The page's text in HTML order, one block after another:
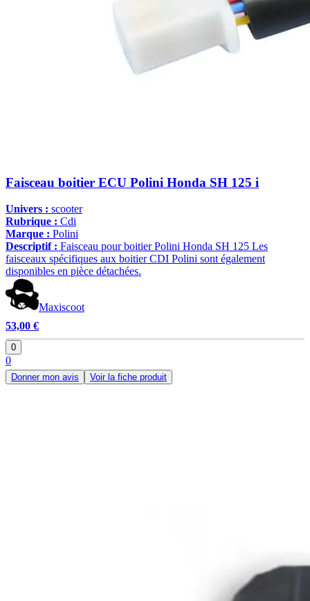
Faisceau boitier ECU Polini Honda SH 125 i
Univers : scooter
Rubrique : Cdi
Marque : Polini
Descriptif : Faisceau pour boitier Polini Honda SH 125 Les
faisceaux spécifiques aux boitier CDI Polini sont également
disponibles en pièce détachées.
Maxiscoot
53,00 €
0
0
Donner mon avis Voir la fiche produit